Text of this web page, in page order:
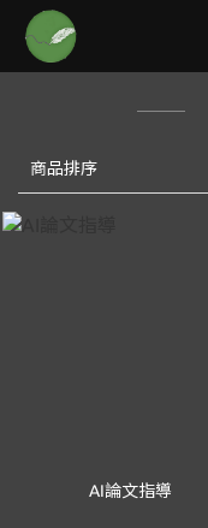
商品排序
AI論文指導